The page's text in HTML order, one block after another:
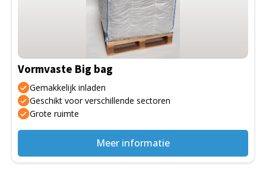
Vormvaste Big bag
Gemakkelijk inladen
Geschikt voor verschillende sectoren
Grote ruimte
Meer informatie
gekozen
worden
op
de
productpagina